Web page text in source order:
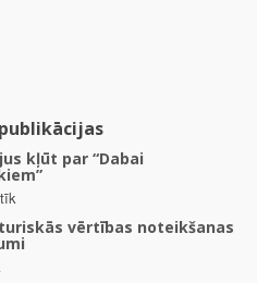
kļūt par “Dabai
vērtības noteikšanas